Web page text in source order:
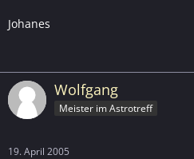
Johanes
Wolfgang
Meister im Astrotreff
19. April 2005